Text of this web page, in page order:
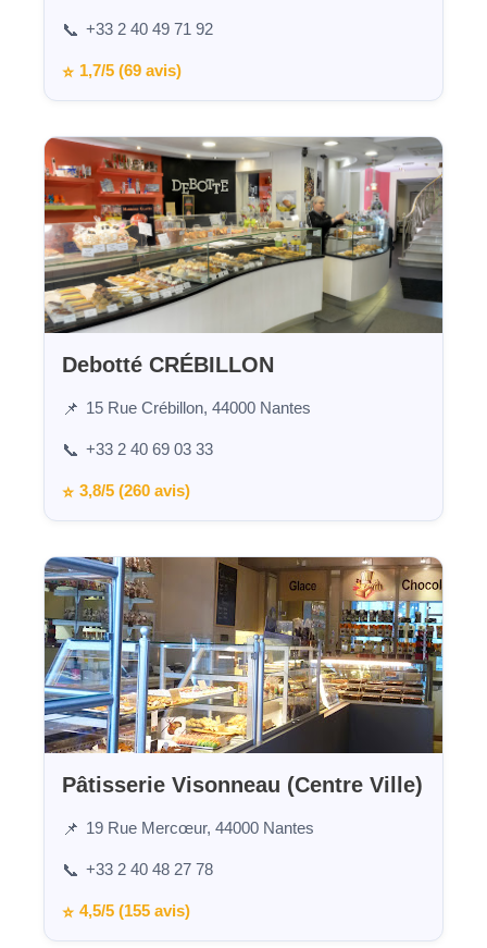
📞 +33 2 40 49 71 92
⭐ 1,7/5 (69 avis)
Debotté CRÉBILLON
📌 15 Rue Crébillon, 44000 Nantes
📞 +33 2 40 69 03 33
⭐ 3,8/5 (260 avis)
Pâtisserie Visonneau (Centre Ville)
📌 19 Rue Mercœur, 44000 Nantes
📞 +33 2 40 48 27 78
⭐ 4,5/5 (155 avis)